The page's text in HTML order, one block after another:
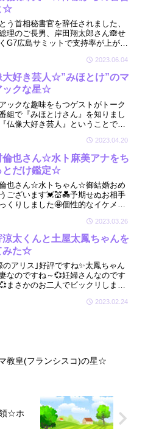
☆
う首相秘書官を辞任されました、
理のご長男、岸田翔太郎さん🙈せ
G7広島サミットで支持率が上がっ
、、💣そんな岸田翔太郎さんが気に
星を見させていただきました☆
2023.06.04
大好き芸人☆”みほとけ”のマ
ックな星☆
ックな趣味をもつゲストがトーク
組で『みほとけさん』を知りまし
仏像大好き芸人』ということで愛
🤩そんなマニアックなみほとけさん
星をお持ちかな？
2023.04.20
倫也さん☆水ト麻美アナをち
とだけ鑑定☆
也さん☆水トちゃん☆御結婚おめ
ございます💓💒💑予期せぬお相手
くりしました🤩個性的なイケメン
ちゃんの相性をちょこっとだけ見て
たよ☆
2023.03.26
涼太くんと土屋太鳳ちゃんを
みた☆
のアリス｣好評ですね✨太鳳ちゃん
なのですね～💞妊婦さんなのです
まさかのお二人でビックリしまし
ったく予想外というか、予期せぬお
2023.02.24
教皇(フランシスコ)の星☆
☆ホ